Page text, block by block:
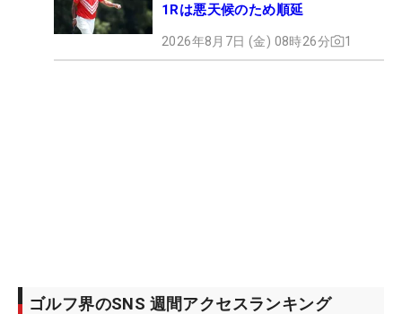
1Rは悪天候のため順延
2026年8月7日 (金) 08時26分 1
ゴルフ界のSNS 週間アクセスランキング